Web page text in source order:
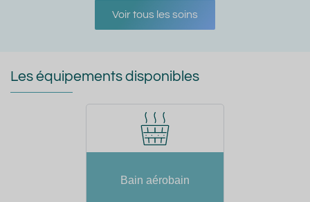
Voir tous les soins
Les équipements disponibles
Bain aérobain